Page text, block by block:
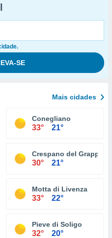
Mais cidades
Conegliano
33° 21°
Crespano del Grappa
30° 21°
Motta di Livenza
33° 22°
Pieve di Soligo
32° 20°